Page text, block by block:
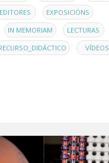
EDITORES , EXPOSICIÓNS ,
IN MEMORIAM , LECTURAS ,
, VÍDEOS